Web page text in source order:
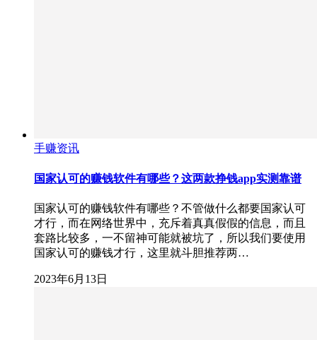
手赚资讯
国家认可的赚钱软件有哪些？这两款挣钱app实测靠谱
国家认可的赚钱软件有哪些？不管做什么都要国家认可
才行，而在网络世界中，充斥着真真假假的信息，而且
套路比较多，一不留神可能就被坑了，所以我们要使用
国家认可的赚钱才行，这里就斗胆推荐两…
2023年6月13日